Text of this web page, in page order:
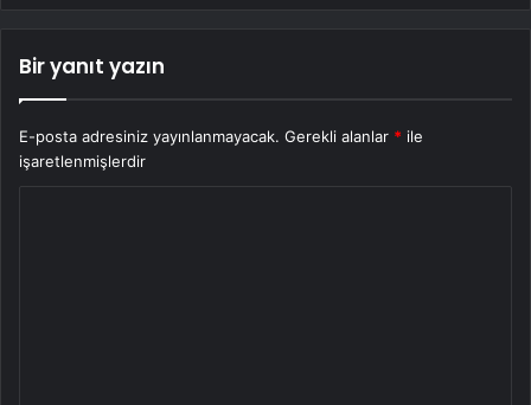
Bir yanıt yazın
E-posta adresiniz yayınlanmayacak. Gerekli alanlar * ile
işaretlenmişlerdir